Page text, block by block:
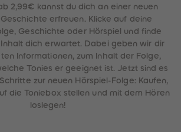
2,99€ kannst du dich an einer neuen
erfreuen. Klicke auf deine
Geschichte oder Hörspiel und finde
dich erwartet. Dabei geben wir dir
Informationen, zum Inhalt der Folge,
Tonies er geeignet ist. Jetzt sind es
zur neuen Hörspiel-Folge: Kaufen,
die Toniebox stellen und mit dem Hören
loslegen!